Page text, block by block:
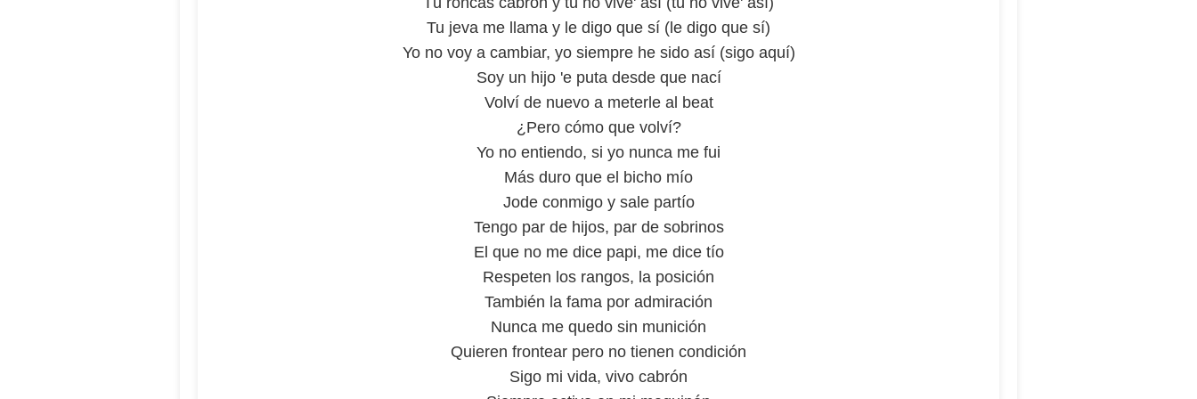
Tu jeva me llama y le digo que sí (le digo que sí)
Yo no voy a cambiar, yo siempre he sido así (sigo aquí)
Soy un hijo 'e puta desde que nací
Volví de nuevo a meterle al beat
¿Pero cómo que volví?
Yo no entiendo, si yo nunca me fui
Más duro que el bicho mío
Jode conmigo y sale partío
Tengo par de hijos, par de sobrinos
El que no me dice papi, me dice tío
Respeten los rangos, la posición
También la fama por admiración
Nunca me quedo sin munición
Quieren frontear pero no tienen condición
Sigo mi vida, vivo cabrón